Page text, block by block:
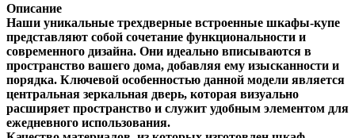
Описание
Наши уникальные трехдверные встроенные шкафы-купе
представляют собой сочетание функциональности и
современного дизайна. Они идеально вписываются в
пространство вашего дома, добавляя ему изысканности и
порядка. Ключевой особенностью данной модели является
центральная зеркальная дверь, которая визуально
расширяет пространство и служит удобным элементом для
ежедневного использования.